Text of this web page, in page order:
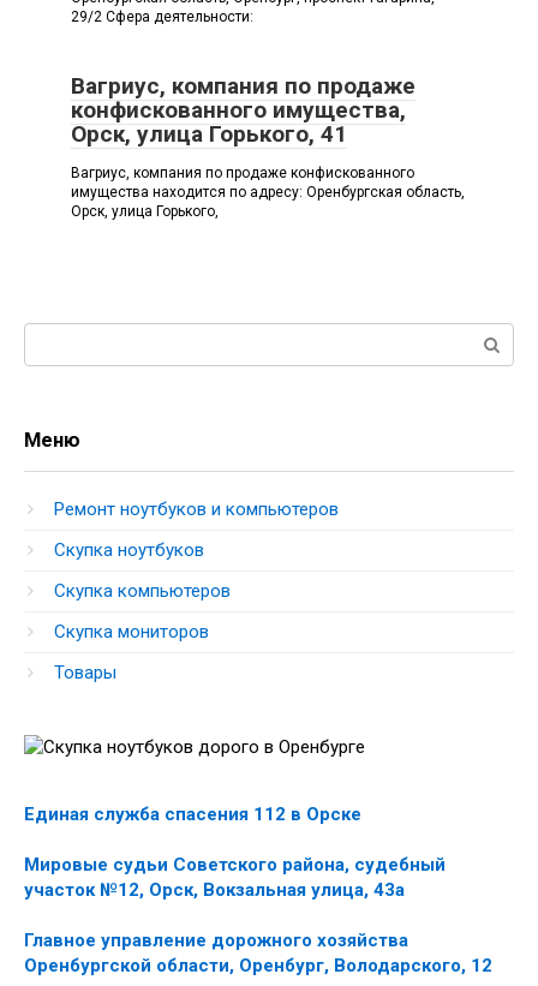
29/2 Сфера деятельности:
Вагриус, компания по продаже
конфискованного имущества,
Орск, улица Горького, 41
Вагриус, компания по продаже конфискованного
имущества находится по адресу: Оренбургская область,
Орск, улица Горького,
Поиск:
Меню
Ремонт ноутбуков и компьютеров
Скупка ноутбуков
Скупка компьютеров
Скупка мониторов
Товары
Единая служба спасения 112 в Орске
Мировые судьи Советского района, судебный
участок №12, Орск, Вокзальная улица, 43а
Главное управление дорожного хозяйства
Оренбургской области, Оренбург, Володарского, 12